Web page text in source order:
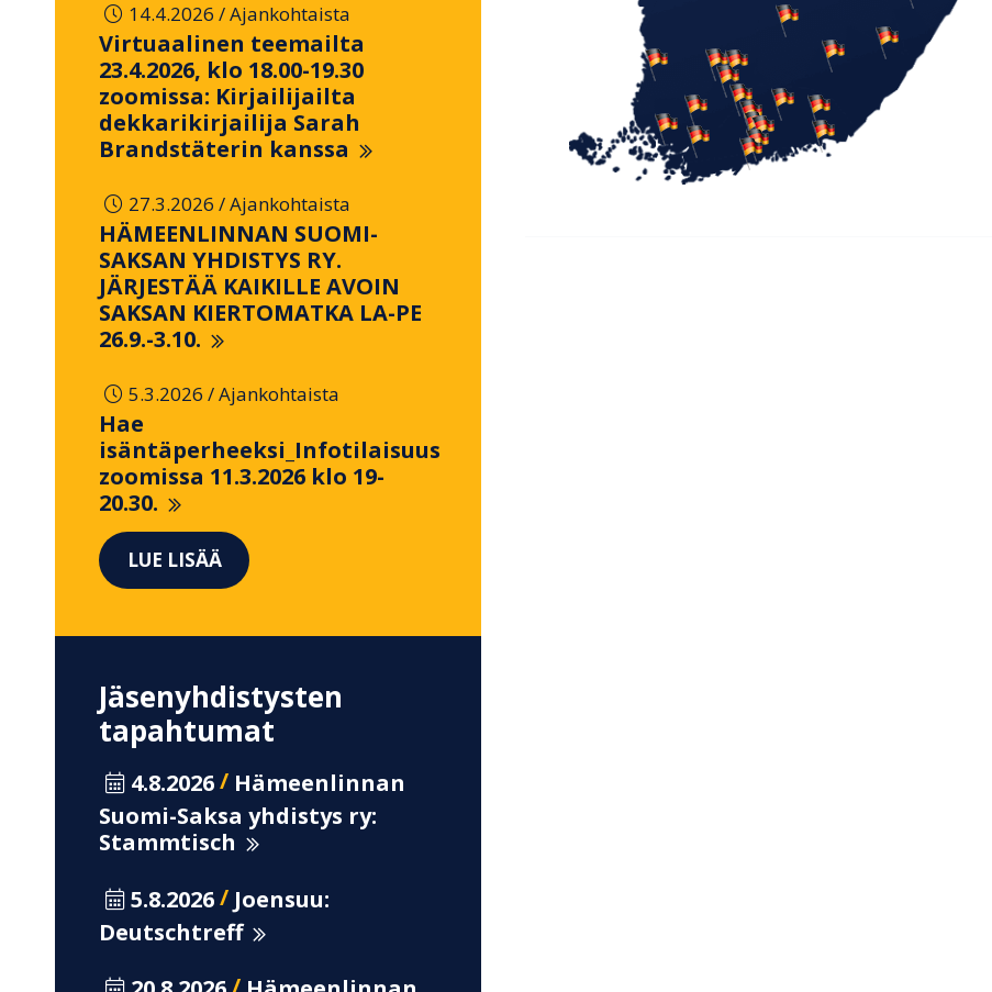
14.4.2026/Ajankohtaista
Virtuaalinen teemailta
23.4.2026, klo 18.00-19.30
zoomissa: Kirjailijailta
dekkarikirjailija Sarah
Brandstäterin kanssa
27.3.2026/Ajankohtaista
HÄMEENLINNAN SUOMI-
SAKSAN YHDISTYS RY.
JÄRJESTÄÄ KAIKILLE AVOIN
SAKSAN KIERTOMATKA LA-PE
26.9.-3.10.
5.3.2026/Ajankohtaista
Hae
isäntäperheeksi_Infotilaisuus
zoomissa 11.3.2026 klo 19-
20.30.
LUE LISÄÄ
Jäsenyhdistysten
tapahtumat
4.8.2026/ Hämeenlinnan
Suomi-Saksa yhdistys ry:
Stammtisch
5.8.2026/ Joensuu:
Deutschtreff
/